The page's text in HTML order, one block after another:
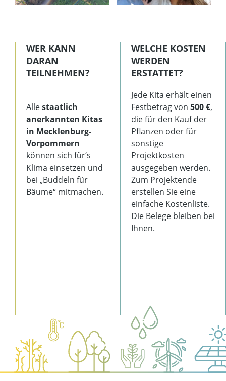
WER KANN
DARAN
TEILNEHMEN?
Allestaatlich
anerkannten Kitas
in Mecklenburg-
Vorpommern
können sich für‘s
Klima einsetzen und
bei „Buddeln für
Bäume“ mitmachen.
WELCHE KOSTEN
WERDEN
ERSTATTET?
Jede Kita erhält einen
Festbetrag von 500 €,
die für den Kauf der
Pflanzen oder für
sonstige
Projektkosten
ausgegeben werden.
Zum Projektende
erstellen Sie eine
einfache Kostenliste.
Die Belege bleiben bei
Ihnen.